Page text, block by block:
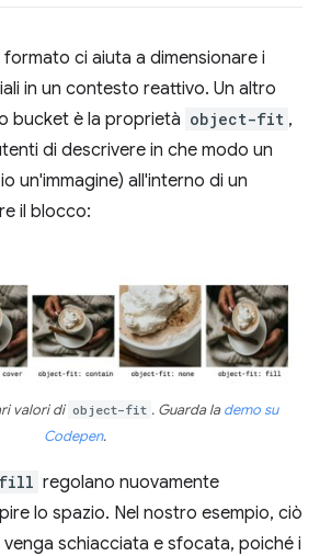
ci aiuta a dimensionare i
in un contesto reattivo. Un altro
bucket è la proprietà object-fit ,
di descrivere in che modo un
un'immagine) all'interno di un
il blocco:
valori di object-fit . Guarda lademo su
Codepen.
fill regolano nuovamente
lo spazio. Nel nostro esempio, ciò
venga schiacciata e sfocata, poiché i